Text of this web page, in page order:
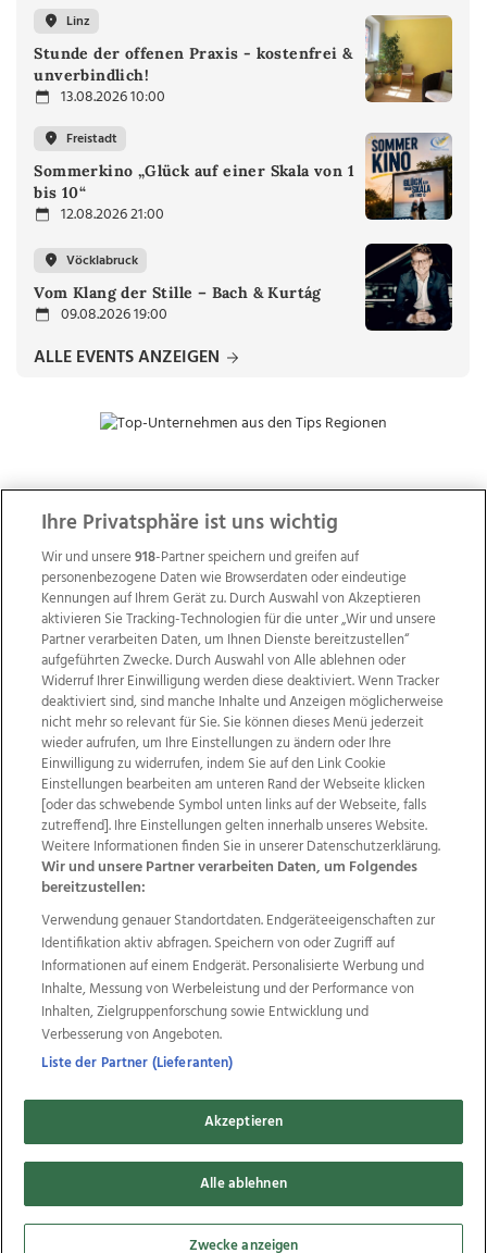
Linz
Stunde der offenen Praxis - kostenfrei &
unverbindlich!
13.08.2026 10:00
Freistadt
Sommerkino „Glück auf einer Skala von 1
bis 10“
12.08.2026 21:00
Vöcklabruck
Vom Klang der Stille – Bach & Kurtág
09.08.2026 19:00
ALLE EVENTS ANZEIGEN
ZUR NACHRICHTENÜBERSICHT
Wir über uns Mediadaten Kontakt
Jobs
Datenschutz
Impressum
AGB Anzeigekunden
AGB Website
Ehrenkodex Politische Werbung
Weitere Angebote des Medienhauses Wimmer
TV1 di-mog-i.at OÖNow
Ischler Woche
Life Radio
OÖNachrichten
OÖN Immobilien
OÖN Karriere
OÖN Reise
Promenaden Galerien
Regionaljobs
wasistlos.at
Copyrights © 2026 Tips Zeitungs GmbH & Co KG
developed by11x11.net
Cookie Einstellungen bearbeiten
Ihre Privatsphäre ist uns wichtig
Wir und unsere918-Partner speichern und greifen auf
personenbezogene Daten wie Browserdaten oder eindeutige
Kennungen auf Ihrem Gerät zu. Durch Auswahl von Akzeptieren
aktivieren Sie Tracking-Technologien für die unter „Wir und unsere
Partner verarbeiten Daten, um Ihnen Dienste bereitzustellen“
aufgeführten Zwecke. Durch Auswahl von Alle ablehnen oder
Widerruf Ihrer Einwilligung werden diese deaktiviert. Wenn Tracker
deaktiviert sind, sind manche Inhalte und Anzeigen möglicherweise
nicht mehr so relevant für Sie. Sie können dieses Menü jederzeit
wieder aufrufen, um Ihre Einstellungen zu ändern oder Ihre
Einwilligung zu widerrufen, indem Sie auf den Link Cookie
Einstellungen bearbeiten am unteren Rand der Webseite klicken
[oder das schwebende Symbol unten links auf der Webseite, falls
zutreffend]. Ihre Einstellungen gelten innerhalb unseres Website.
Weitere Informationen finden Sie in unserer Datenschutzerklärung.
Wir und unsere Partner verarbeiten Daten, um Folgendes
bereitzustellen:
Verwendung genauer Standortdaten. Endgeräteeigenschaften zur
Identifikation aktiv abfragen. Speichern von oder Zugriff auf
Informationen auf einem Endgerät. Personalisierte Werbung und
Inhalte, Messung von Werbeleistung und der Performance von
Inhalten, Zielgruppenforschung sowie Entwicklung und
Verbesserung von Angeboten.
Liste der Partner (Lieferanten)
Akzeptieren
Alle ablehnen
Zwecke anzeigen